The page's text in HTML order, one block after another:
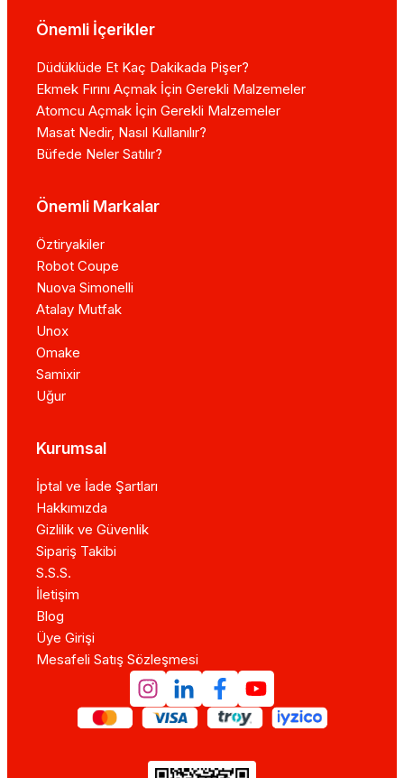
Önemli İçerikler
Düdüklüde Et Kaç Dakikada Pişer?
Ekmek Fırını Açmak İçin Gerekli Malzemeler
Atomcu Açmak İçin Gerekli Malzemeler
Masat Nedir, Nasıl Kullanılır?
Büfede Neler Satılır?
Önemli Markalar
Öztiryakiler
Robot Coupe
Nuova Simonelli
Atalay Mutfak
Unox
Omake
Samixir
Uğur
Kurumsal
İptal ve İade Şartları
Hakkımızda
Gizlilik ve Güvenlik
Sipariş Takibi
S.S.S.
İletişim
Blog
Üye Girişi
Mesafeli Satış Sözleşmesi